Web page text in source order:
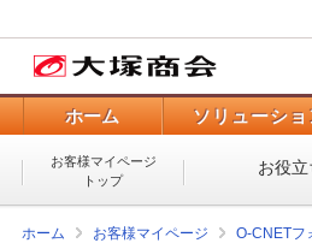
ホーム ソリューシ
お客様マイページ
トップ
お役
ホーム お客様マイページ O-CNETフ